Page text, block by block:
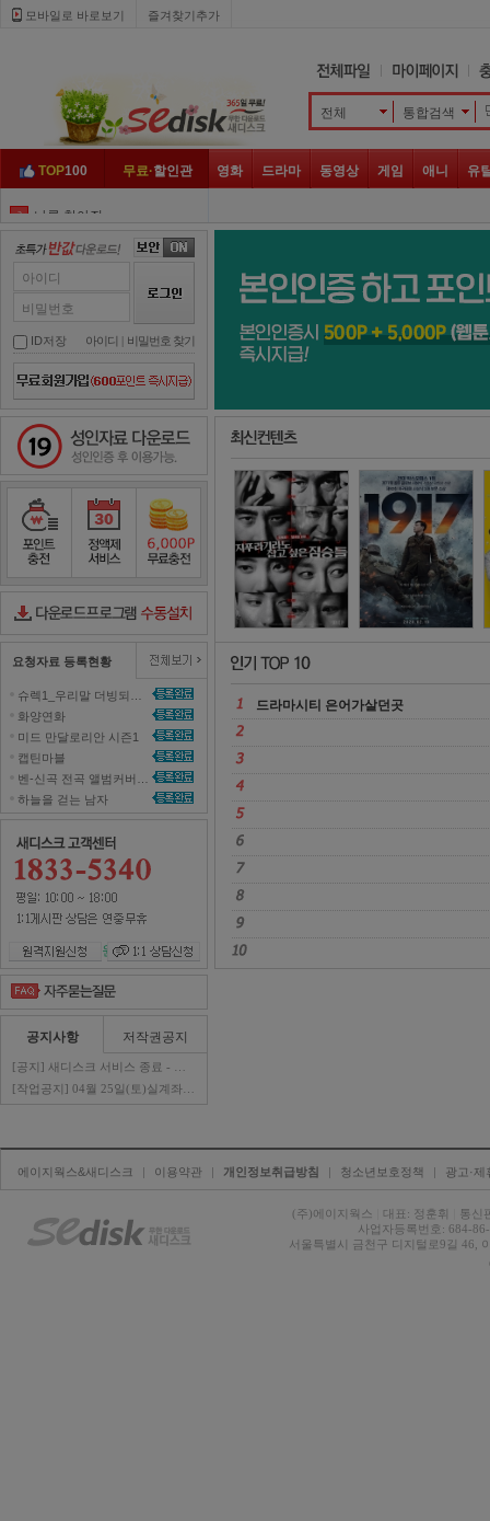
모바일로 바로보기 즐겨찾기추가
전체 통합검색
TOP100 무료·할인관 영화 드라마 동영상 게임 애니 유
3 나를 찾아줘
엽문
클로젯
히트맨
7 나쁜 녀석들
9 좀비
10 넷플릭스
1 지푸라기
아이디
비밀번호
ID저장 아이디 | 비밀번호 찾기
포인트충전 정액제서비스포인트무료충전
다운로드컨트롤러수동설치
요청자료 등록현황
화양연화
미드 만달로리안 시즌1
캡틴마블
하늘을 걷는 남자
원격지원신청 1대1 상담신청
공지사항 저작권공지
드라마시티 은어가살던곳
에이지웍스&새디스크 | 이용약관 | 개인정보취급방침 | 청소년보호정책 | 광고·제
(주)에이지웍스 대표: 정훈휘
통신
사업자등록번호: 684-
서울특별시 금천구 디지털로9길 46,